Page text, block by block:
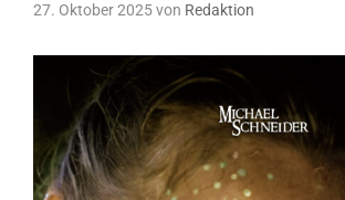
27. Oktober 2025von Redaktion